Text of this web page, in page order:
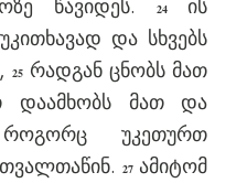
წავიდეს.
24ის
და სხვებს
25 რადგან ცნობს მათ
დაამხობს მათ და
უკეთურთ
27ამიტომ